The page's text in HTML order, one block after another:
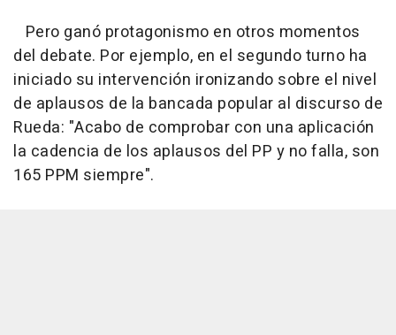
Pero ganó protagonismo en otros momentos
del debate. Por ejemplo, en el segundo turno ha
iniciado su intervención ironizando sobre el nivel
de aplausos de la bancada popular al discurso de
Rueda: "Acabo de comprobar con una aplicación
la cadencia de los aplausos del PP y no falla, son
165 PPM siempre".